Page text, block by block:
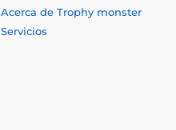
Acerca de Trophy monster
Servicios